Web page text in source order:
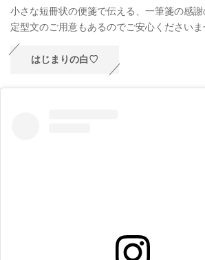
小さな短冊状の便箋で伝える、一筆箋の感謝
定型文のご用意もあるのでご安心くださいま
はじまりの白♡